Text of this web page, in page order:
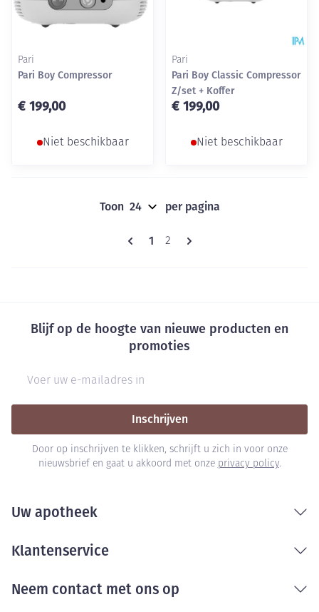
Pari
Pari Boy Compressor
€ 199,00
Niet beschikbaar
Pari
Pari Boy Classic Compressor
Z/set + Koffer
€ 199,00
Niet beschikbaar
Pagina's
U lees momenteel pagina
1 Pagina
2
Toon per pagina
Blijf op de hoogte van nieuwe producten en
promoties
Inschrijven
Door op inschrijven te klikken, schrijft u zich in voor onze
nieuwsbrief en gaat u akkoord met onze privacy policy.
Uw apotheek
Klantenservice
Neem contact met ons op